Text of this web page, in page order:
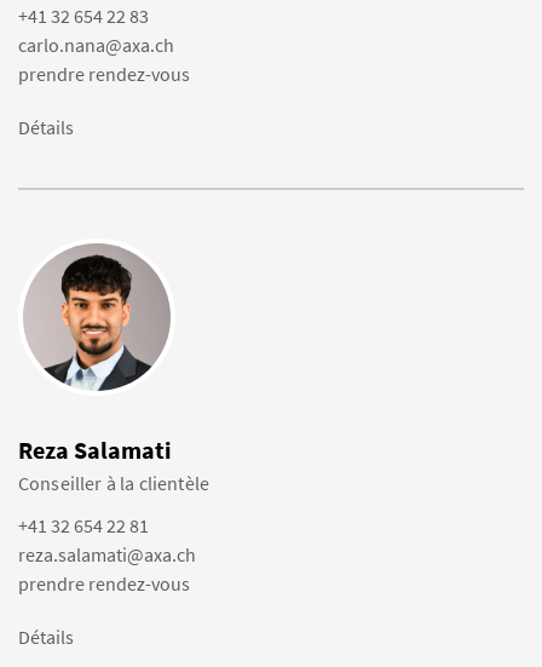
+41 32 654 22 83
carlo.nana@axa.ch
prendre rendez-vous
Détails
Reza Salamati
Conseiller à la clientèle
+41 32 654 22 81
reza.salamati@axa.ch
prendre rendez-vous
Détails